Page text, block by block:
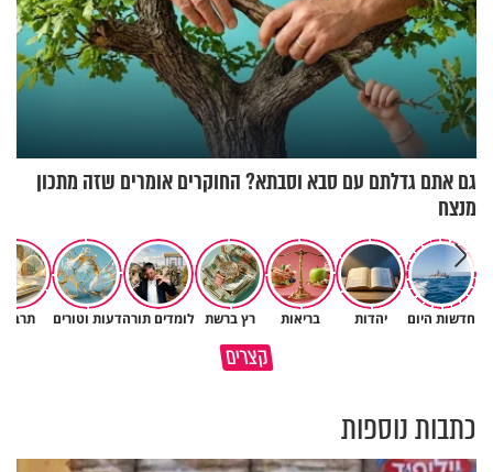
גם אתם גדלתם עם סבא וסבתא? החוקרים אומרים שזה מתכון
מנצח
חדשות היום יהדות בריאות רץ ברשת לומדים תורהדעות וטורים
קצרים
תהיו אהרון הכהן - תשכינו שלום
כל קושי שחווית היה ניסיון
כתבות נוספות